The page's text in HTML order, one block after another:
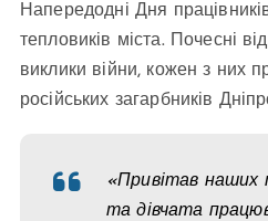
Напередодні Дня
тепловиків міста. Почесні
виклики війни, кожен з них
російських загарбників
«Привітав наших
та дівчата